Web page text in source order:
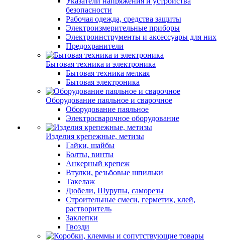
безопасности
Рабочая одежда, средства защиты
Электроизмерительные приборы
Электроинструменты и аксессуары для них
Предохранители
Бытовая техника и электроника
Бытовая техника мелкая
Бытовая электроника
Оборудование паяльное и сварочное
Оборудование паяльное
Электросварочное оборудование
Изделия крепежные, метизы
Гайки, шайбы
Болты, винты
Анкерный крепеж
Втулки, резьбовые шпильки
Такелаж
Дюбели, Шурупы, саморезы
Строительные смеси, герметик, клей,
растворитель
Заклепки
Гвозди